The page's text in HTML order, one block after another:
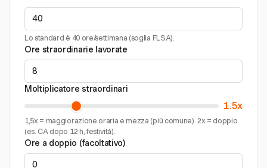
Lo standard è 40 ore/settimana (soglia FLSA).
Ore straordinarie lavorate
Moltiplicatore straordinari
1.5x
1,5x = maggiorazione oraria e mezza (più comune). 2x = doppio
(es. CA dopo 12 h, festività).
Ore a doppio (facoltativo)